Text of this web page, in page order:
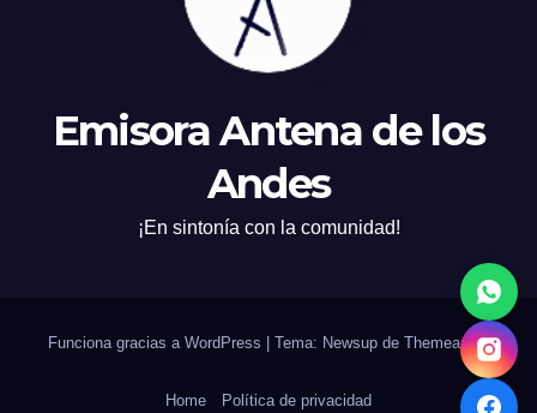
Emisora Antena de los
Andes
¡En sintonía con la comunidad!
Funciona gracias a WordPress Tema: Newsup de Themeansar
Home Política de privacidad